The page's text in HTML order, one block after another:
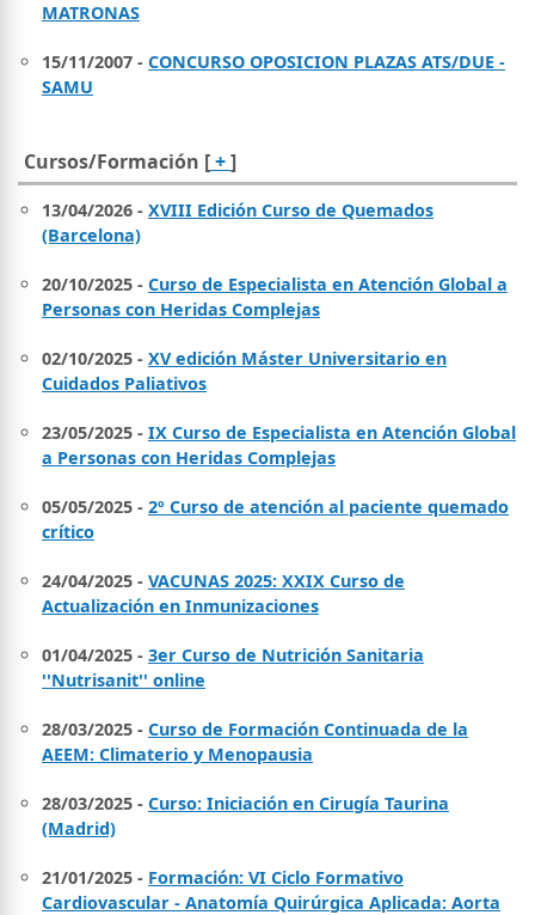
MATRONAS
15/11/2007 - CONCURSO OPOSICION PLAZAS ATS/DUE -
SAMU
Cursos/Formación [+]
13/04/2026 - XVIII Edición Curso de Quemados
(Barcelona)
20/10/2025 - Curso de Especialista en Atención Global a
Personas con Heridas Complejas
02/10/2025 - XV edición Máster Universitario en
Cuidados Paliativos
23/05/2025 - IX Curso de Especialista en Atención Global
a Personas con Heridas Complejas
05/05/2025 - 2º Curso de atención al paciente quemado
crítico
24/04/2025 - VACUNAS 2025: XXIX Curso de
Actualización en Inmunizaciones
01/04/2025 - 3er Curso de Nutrición Sanitaria
''Nutrisanit'' online
28/03/2025 - Curso de Formación Continuada de la
AEEM: Climaterio y Menopausia
28/03/2025 - Curso: Iniciación en Cirugía Taurina
(Madrid)
21/01/2025 - Formación: VI Ciclo Formativo
Cardiovascular - Anatomía Quirúrgica Aplicada: Aorta